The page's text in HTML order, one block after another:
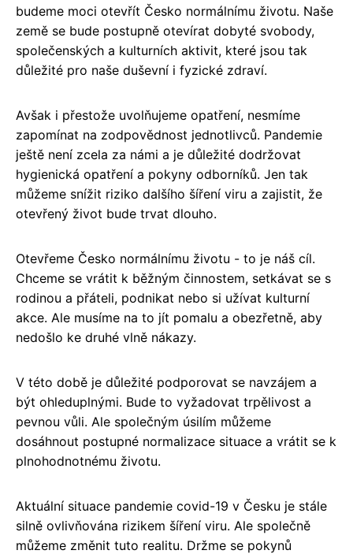
budeme moci otevřít Česko normálnímu životu. Naše
země se bude postupně otevírat dobyté svobody,
společenských a kulturních aktivit, které jsou tak
důležité pro naše duševní i fyzické zdraví.
Avšak i přestože uvolňujeme opatření, nesmíme
zapomínat na zodpovědnost jednotlivců. Pandemie
ještě není zcela za námi a je důležité dodržovat
hygienická opatření a pokyny odborníků. Jen tak
můžeme snížit riziko dalšího šíření viru a zajistit, že
otevřený život bude trvat dlouho.
Otevřeme Česko normálnímu životu - to je náš cíl.
Chceme se vrátit k běžným činnostem, setkávat se s
rodinou a přáteli, podnikat nebo si užívat kulturní
akce. Ale musíme na to jít pomalu a obezřetně, aby
nedošlo ke druhé vlně nákazy.
V této době je důležité podporovat se navzájem a
být ohleduplnými. Bude to vyžadovat trpělivost a
pevnou vůli. Ale společným úsilím můžeme
dosáhnout postupné normalizace situace a vrátit se k
plnohodnotnému životu.
Aktuální situace pandemie covid-19 v Česku je stále
silně ovlivňována rizikem šíření viru. Ale společně
můžeme změnit tuto realitu. Držme se pokynů